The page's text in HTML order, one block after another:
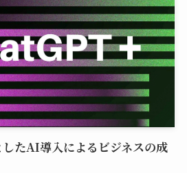
たAI導入によるビジネスの成